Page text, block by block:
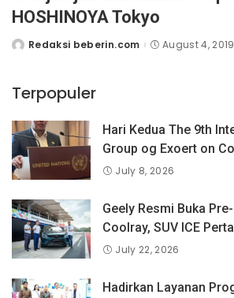
HOSHINOYA Tokyo
PostedRedaksi beberin.com August 4, 2019
Terpopuler
Hari Kedua The 9th
Group og Exoert on
Protection Law and
tentang Keselamatan
Perlindungan
July 8, 2026
Geely Resmi Buka
Coolray, SUV ICE
Indonesia yang
July 22, 2026
Hadirkan Layanan